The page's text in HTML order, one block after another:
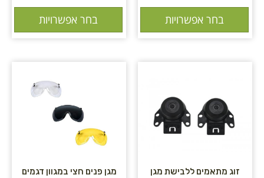
בחר אפשרויות בחר אפשרויות
זוג מתאמים ללבישת מגן מגן פנים חצי במגוון דגמים